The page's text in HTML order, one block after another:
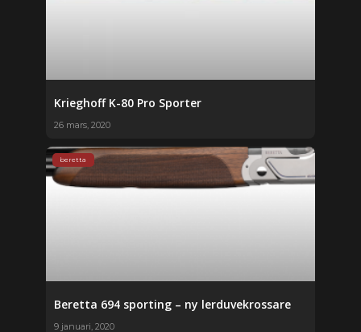
Krieghoff K-80 Pro Sporter
26 mars, 2020
beretta
Beretta 694 sporting – ny lerduvekrossare
9 januari, 2020